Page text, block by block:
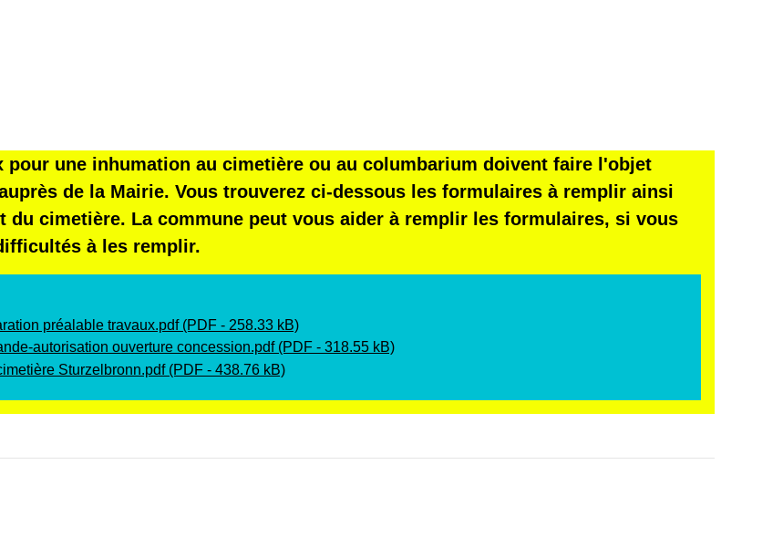
pour une inhumation au cimetière ou au columbarium doivent faire l'objet
de la Mairie. Vous trouverez ci-dessous les formulaires à remplir ainsi
du cimetière. La commune peut vous aider à remplir les formulaires, si vous
à les remplir.
préalable travaux.pdf (PDF - 258.33 kB)
autorisation ouverture concession.pdf (PDF - 318.55 kB)
Sturzelbronn.pdf (PDF - 438.76 kB)